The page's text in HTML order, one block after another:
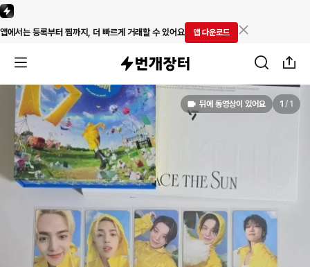
앱에서는 등록부터 찜까지, 더 빠르게 거래할 수 있어요 앱 다운로드
뒤에 동영상이 있어요 1 / 1